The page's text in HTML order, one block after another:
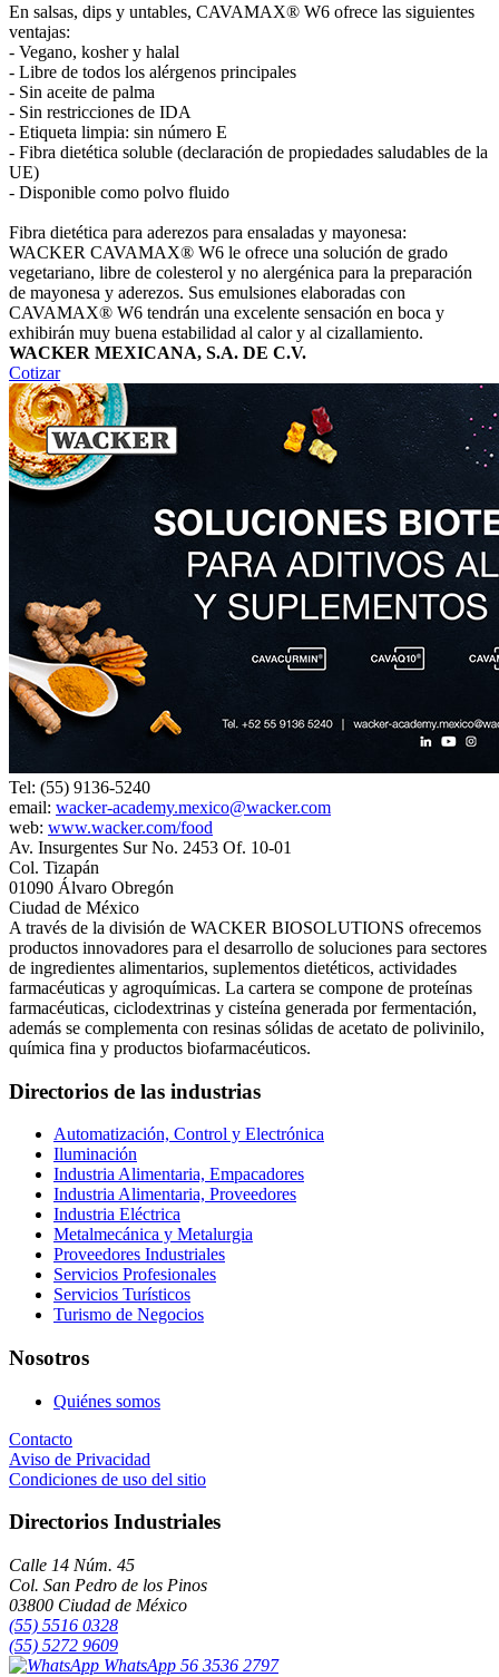
En salsas, dips y untables, CAVAMAX® W6 ofrece las siguientes
ventajas:
- Vegano, kosher y halal
- Libre de todos los alérgenos principales
- Sin aceite de palma
- Sin restricciones de IDA
- Etiqueta limpia: sin número E
- Fibra dietética soluble (declaración de propiedades saludables de la
UE)
- Disponible como polvo fluido
Fibra dietética para aderezos para ensaladas y mayonesa:
WACKER CAVAMAX® W6 le ofrece una solución de grado
vegetariano, libre de colesterol y no alergénica para la preparación
de mayonesa y aderezos. Sus emulsiones elaboradas con
CAVAMAX® W6 tendrán una excelente sensación en boca y
exhibirán muy buena estabilidad al calor y al cizallamiento.
WACKER MEXICANA, S.A. DE C.V.
Cotizar
Tel: (55) 9136-5240
email: wacker-academy.mexico@wacker.com
web: www.wacker.com/food
Av. Insurgentes Sur No. 2453 Of. 10-01
Col. Tizapán
01090 Álvaro Obregón
Ciudad de México
A través de la división de WACKER BIOSOLUTIONS ofrecemos
productos innovadores para el desarrollo de soluciones para sectores
de ingredientes alimentarios, suplementos dietéticos, actividades
farmacéuticas y agroquímicas. La cartera se compone de proteínas
farmacéuticas, ciclodextrinas y cisteína generada por fermentación,
además se complementa con resinas sólidas de acetato de polivinilo,
química fina y productos biofarmacéuticos.
Directorios de las industrias
Automatización, Control y Electrónica
Iluminación
Industria Alimentaria, Empacadores
Industria Alimentaria, Proveedores
Industria Eléctrica
Metalmecánica y Metalurgia
Proveedores Industriales
Servicios Profesionales
Servicios Turísticos
Turismo de Negocios
Nosotros
Quiénes somos
Contacto
Aviso de Privacidad
Condiciones de uso del sitio
Directorios Industriales
Calle 14 Núm. 45
Col. San Pedro de los Pinos
03800 Ciudad de México
(55) 5516 0328
(55) 5272 9609
WhatsApp 56 3536 2797